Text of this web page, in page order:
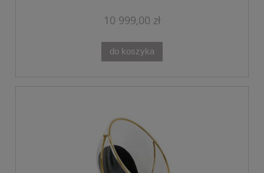
10 999,00 zł
do koszyka